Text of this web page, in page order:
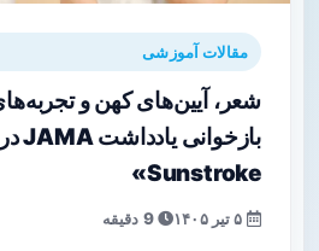
مقالات آموزشی
شعر، آیین‌های کهن و
Sunstroke»
9 دقیقه